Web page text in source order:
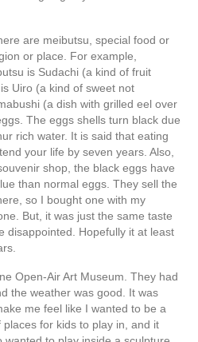
are meibutsu, special food or
or place. For example,
is Sudachi (a kind of fruit
Uiro (a kind of sweet not
(a dish with grilled eel over
The eggs shells turn black due
rich water. It is said that eating
your life by seven years. Also,
shop, the black eggs have
than normal eggs. They sell the
so I bought one with my
But, it was just the same taste
disappointed. Hopefully it at least
Open-Air Art Museum. They had
the weather was good. It was
me feel like I wanted to be a
for kids to play in, and it